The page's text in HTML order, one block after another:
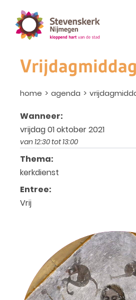
home agenda
Wanneer:
vrijdag 01 oktober 2021
van 12:30 tot 13:00
Thema:
kerkdienst
Entree:
Vrij